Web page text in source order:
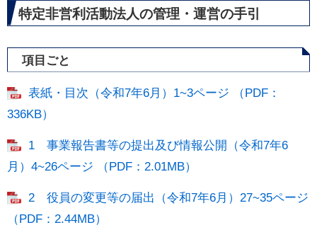
特定非営利活動法人の管理・運営の手引
項目ごと
表紙・目次（令和7年6月）1~3ページ （PDF：
336KB）
1 事業報告書等の提出及び情報公開（令和7年6
月）4~26ページ （PDF：2.01MB）
2 役員の変更等の届出（令和7年6月）27~35ページ
（PDF：2.44MB）